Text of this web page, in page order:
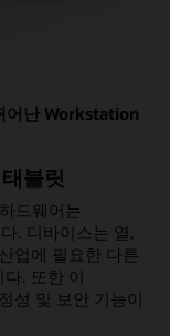
어난 Workstation
블릿
드웨어는
. 디바이스는 열,
업에 필요한 다른
. 또한 이
성 및 보안 기능이